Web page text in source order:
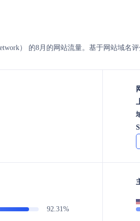
） 的8月的网站流量。基于网站域名
92.31%